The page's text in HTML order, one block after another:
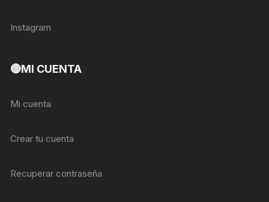
Instagram
🔴MI CUENTA
Mi cuenta
Crear tu cuenta
Recuperar contraseña